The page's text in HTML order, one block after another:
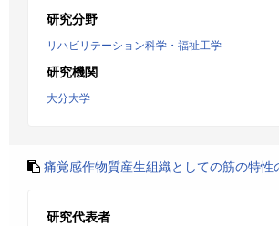
研究分野
リハビリテーション科学・福祉工学
研究機関
大分大学
痛覚感作物質産生組織としての筋の特性
研究代表者